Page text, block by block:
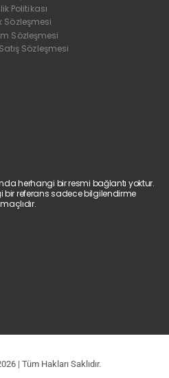
Politikası
Sözleşmesi
Sözleşmesi
Sözleşmesi
herhangi bir resmi bağlantı yoktur.
bir referans sadece bilgilendirme
| Tüm Hakları Saklıdır.